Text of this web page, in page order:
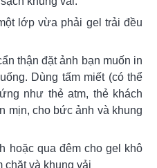
lớp vừa phải gel trải đều
thận đặt ảnh bạn muốn in
Dùng tấm miết (có thể
như thẻ atm, thẻ khách
mịn, cho bức ảnh và khung
hoặc qua đêm cho gel khô
chặt và khung vải